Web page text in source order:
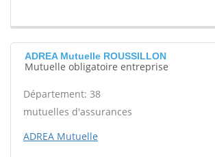
ADREA Mutuelle ROUSSILLON
Mutuelle obligatoire entreprise
Département: 38
mutuelles d'assurances
ADREA Mutuelle